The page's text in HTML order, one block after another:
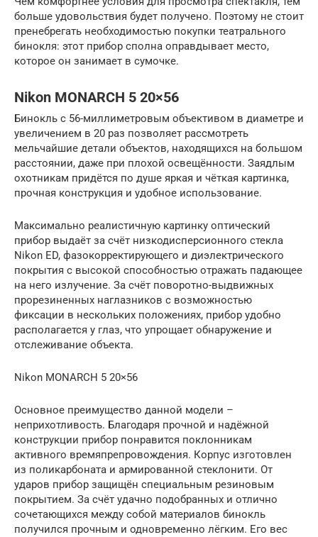
больше удовольствия будет получено. Поэтому не стоит
пренебрегать необходимостью покупки театрального
бинокля: этот прибор сполна оправдывает место,
которое он занимает в сумочке.
Nikon MONARCH 5 20×56
Бинокль с 56-миллиметровым объективом в диаметре и
увеличением в 20 раз позволяет рассмотреть
мельчайшие детали объектов, находящихся на большом
расстоянии, даже при плохой освещённости. Заядлым
охотникам придётся по душе яркая и чёткая картинка,
прочная конструкция и удобное использование.
Максимально реалистичную картинку оптический
прибор выдаёт за счёт низкодисперсионного стекла
Nikon ED, фазокорректирующего и диэлектрического
покрытия с высокой способностью отражать падающее
на него излучение. За счёт поворотно-выдвижных
прорезиненных наглазников с возможностью
фиксации в нескольких положениях, прибор удобно
располагается у глаз, что упрощает обнаружение и
отслеживание объекта.
Nikon MONARCH 5 20×56
Основное преимущество данной модели –
неприхотливость. Благодаря прочной и надёжной
конструкции прибор понравится поклонникам
активного времяпрепровождения. Корпус изготовлен
из поликарбоната и армированной стеклонити. От
ударов прибор защищён специальным резиновым
покрытием. За счёт удачно подобранных и отлично
сочетающихся между собой материалов бинокль
получился прочным и одновременно лёгким. Его вес